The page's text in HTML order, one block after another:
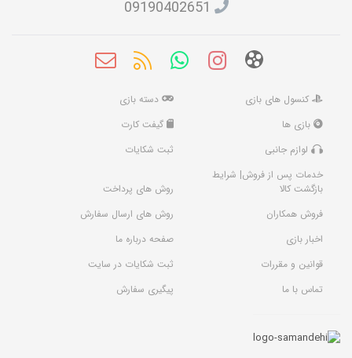
09190402651
کنسول های بازی
دسته بازی
بازی ها
گیفت کارت
لوازم جانبی
ثبت شکایات
خدمات پس از فروش| شرایط
بازگشت کالا
روش های پرداخت
فروش همکاران
روش های ارسال سفارش
اخبار بازی
صفحه درباره ما
قوانین و مقررات
ثبت شکایات در سایت
تماس با ما
پیگیری سفارش